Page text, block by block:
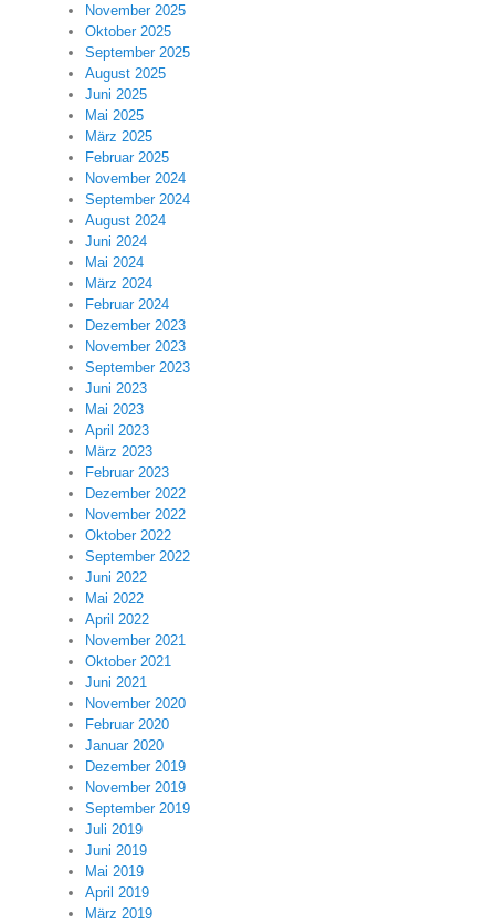
November 2025
Oktober 2025
September 2025
August 2025
Juni 2025
Mai 2025
März 2025
Februar 2025
November 2024
September 2024
August 2024
Juni 2024
Mai 2024
März 2024
Februar 2024
Dezember 2023
November 2023
September 2023
Juni 2023
Mai 2023
April 2023
März 2023
Februar 2023
Dezember 2022
November 2022
Oktober 2022
September 2022
Juni 2022
Mai 2022
April 2022
November 2021
Oktober 2021
Juni 2021
November 2020
Februar 2020
Januar 2020
Dezember 2019
November 2019
September 2019
Juli 2019
Juni 2019
Mai 2019
April 2019
März 2019